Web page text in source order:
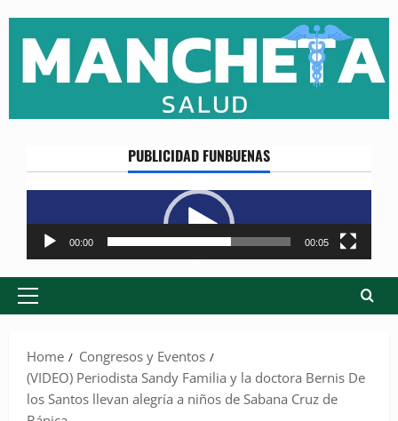
content
PUBLICIDAD FUNBUENAS
Reproductor
de
vídeo
00:00 00:05
Primary
Home
Congresos y Eventos
(VIDEO) Periodista Sandy Familia y la doctora Bernis De
los Santos llevan alegría a niños de Sabana Cruz de